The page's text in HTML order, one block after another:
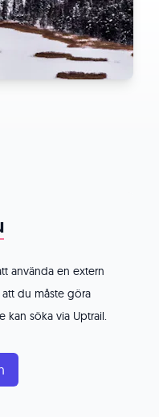
använda en extern
du måste göra
kan söka via Uptrail.